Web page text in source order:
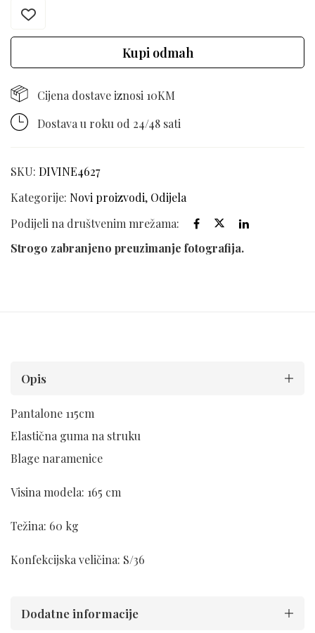
Kupi odmah
Cijena dostave iznosi 10KM
Dostava u roku od 24/48 sati
SKU: DIVINE4627
Kategorije: Novi proizvodi, Odijela
Podijeli na društvenim mrežama:
Strogo zabranjeno preuzimanje fotografija.
Opis
Pantalone 115cm
Elastična guma na struku
Blage naramenice
Visina modela: 165 cm
Težina: 60 kg
Konfekcijska veličina: S/36
Dodatne informacije